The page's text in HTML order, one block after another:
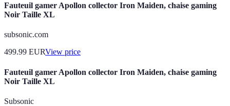
Fauteuil gamer Apollon collector Iron Maiden, chaise gaming
Noir Taille XL
subsonic.com
499.99 EURView price
Fauteuil gamer Apollon collector Iron Maiden, chaise gaming
Noir Taille XL
Subsonic